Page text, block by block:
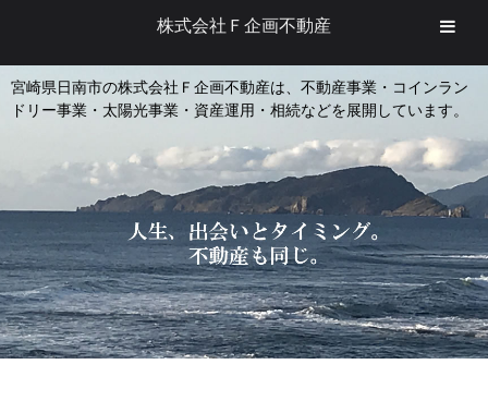
宮崎県日南市の株式会社Ｆ企画不動産は、不動産事業・コインラン
ドリー事業・太陽光事業・資産運用・相続などを展開しています。
株式会社Ｆ企画不動産